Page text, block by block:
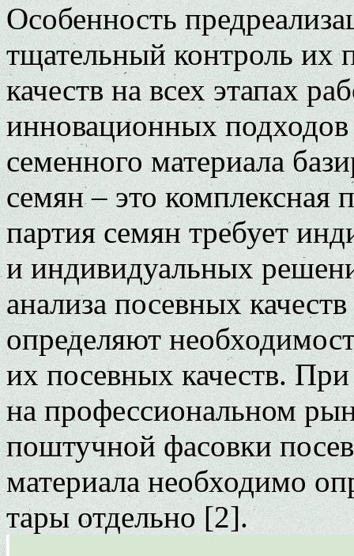
Особенность
тщательный контроль их
качеств на всех этапах
инновационных
семенного материала
семян – это комплексная
партия семян требует
и индивидуальных
анализа посевных
определяют
их посевных качеств.
на профессиональном
поштучной фасовки
материала необходимо
тары отдельно [2].